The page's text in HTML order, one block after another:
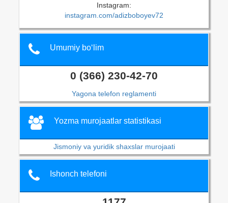
Instagram:
instagram.com/adizboboyev72
Umumiy bo‘lim
0 (366) 230-42-70
Yagona telefon reglamenti
Yozma murojaatlar statistikasi
Jismoniy va yuridik shaxslar murojaati
Ishonch telefoni